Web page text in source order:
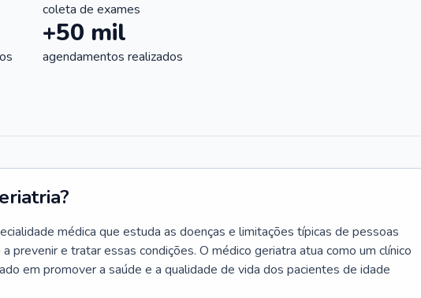
coleta de exames
+50 mil
agendamentos realizados
médica que estuda as doenças e limitações típicas de pessoas
prevenir e tratar essas condições. O médico geriatra atua como um clínico
em promover a saúde e a qualidade de vida dos pacientes de idade